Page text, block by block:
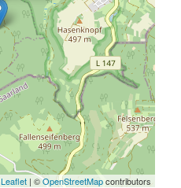
Leaflet | ©OpenStreetMapcontributors